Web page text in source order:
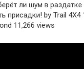
ли шум в
присадки! by Trail 4X4
11,266 views